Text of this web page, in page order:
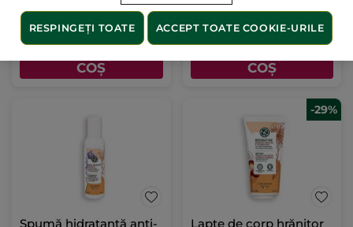
69.00 Lei
COȘ
79.00 Lei
COȘ
Spumă hidratantă anti-
-29%
Lapte de corp hrănitor
RESPINGEȚI TOATE ACCEPT TOATE COOKIE-URILE